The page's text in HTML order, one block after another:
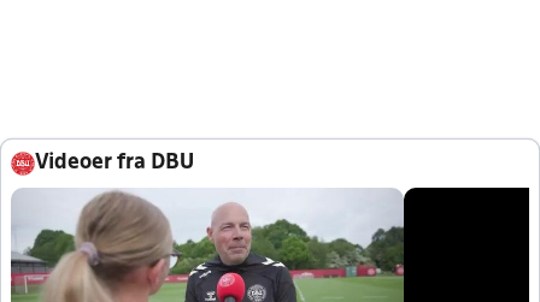
Videoer fra DBU